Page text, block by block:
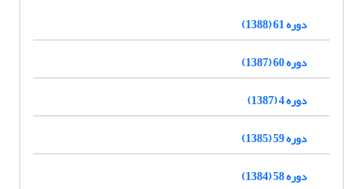
دوره 61 (1388)
دوره 60 (1387)
دوره 4 (1387)
دوره 59 (1385)
دوره 58 (1384)